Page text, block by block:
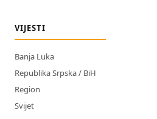
VIJESTI
Banja Luka
Republika Srpska / BiH
Region
Svijet